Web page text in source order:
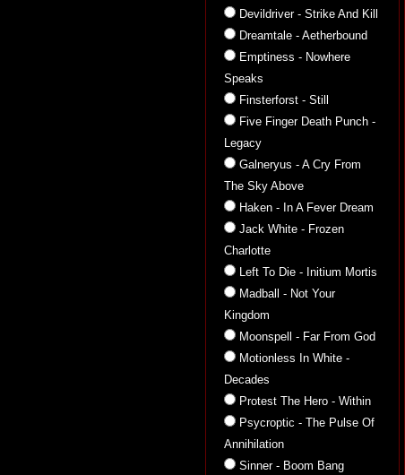
Devildriver - Strike And Kill
Dreamtale - Aetherbound
Emptiness - Nowhere
Speaks
Finsterforst - Still
Five Finger Death Punch -
Legacy
Galneryus - A Cry From
The Sky Above
Haken - In A Fever Dream
Jack White - Frozen
Charlotte
Left To Die - Initium Mortis
Madball - Not Your
Kingdom
Moonspell - Far From God
Motionless In White -
Decades
Protest The Hero - Within
Psycroptic - The Pulse Of
Annihilation
Sinner - Boom Bang